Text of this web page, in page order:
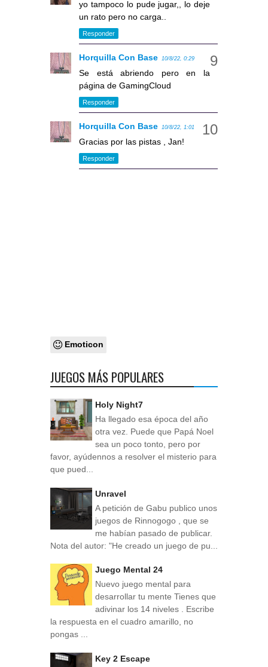
yo tampoco lo pude jugar,, lo deje
un rato pero no carga..
Responder
Horquilla Con Base 10/8/22, 0:29
Se está abriendo pero en la
página de GamingCloud
Responder
Horquilla Con Base 10/8/22, 1:01
Gracias por las pistas , Jan!
Responder
Emoticon
JUEGOS MÁS POPULARES
Holy Night7
Ha llegado esa época del año
otra vez. Puede que Papá Noel
sea un poco tonto, pero por
favor, ayúdennos a resolver el misterio para
que pued...
Unravel
A petición de Gabu publico unos
juegos de Rinnogogo , que se
me habían pasado de publicar.
Nota del autor: "He creado un juego de pu...
Juego Mental 24
Nuevo juego mental para
desarrollar tu mente Tienes que
adivinar los 14 niveles . Escribe
la respuesta en el cuadro amarillo, no
pongas ...
Key 2 Escape